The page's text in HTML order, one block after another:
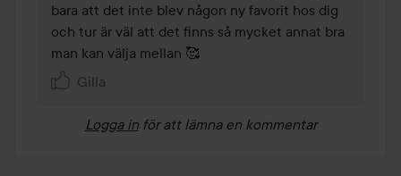
bara att det inte blev någon ny favorit hos dig
och tur är väl att det finns så mycket annat bra
man kan välja mellan 🥰
Gilla
Logga in för att lämna en kommentar